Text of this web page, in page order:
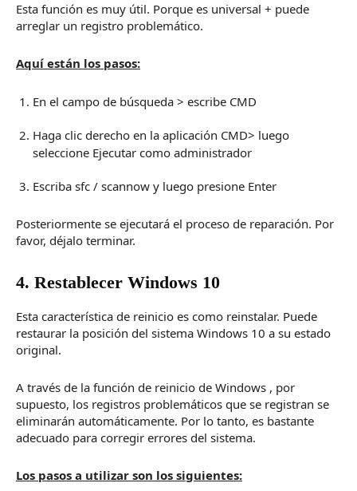
Esta función es muy útil. Porque es universal + puede
arreglar un registro problemático.
Aquí están los pasos:
En el campo de búsqueda > escribe CMD
Haga clic derecho en la aplicación CMD> luego
seleccione Ejecutar como administrador
Escriba sfc / scannow y luego presione Enter
Posteriormente se ejecutará el proceso de reparación. Por
favor, déjalo terminar.
4. Restablecer Windows 10
Esta característica de reinicio es como reinstalar. Puede
restaurar la posición del sistema Windows 10 a su estado
original.
A través de la función de reinicio de Windows , por
supuesto, los registros problemáticos que se registran se
eliminarán automáticamente. Por lo tanto, es bastante
adecuado para corregir errores del sistema.
Los pasos a utilizar son los siguientes: